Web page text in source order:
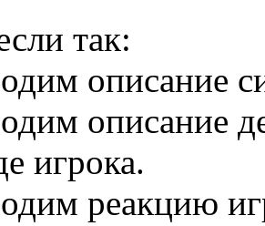
так:
описание
описание
игрока.
реакцию